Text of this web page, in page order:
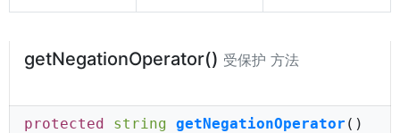
getNegationOperator() 受保护 方法
protected string getNegationOperator ()